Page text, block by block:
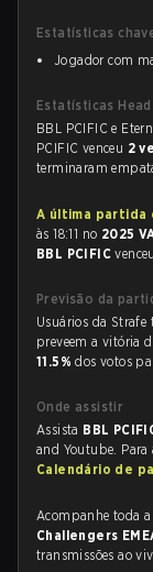
Estatísticas
Jogador com
Estatísticas
BBL PCIFIC e
PCIFIC venceu 2
terminaram
A última partida
às 18:11 no 2025
BBL PCIFICvenceu
Previsão da
Usuários da
preveem a vitória
11.5%dos votos
Onde assistir
Assista BBL
and Youtube.
Calendário de
Acompanhe toda a
Challengers
transmissões ao